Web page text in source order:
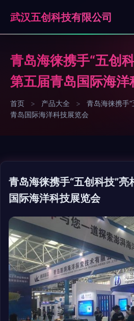
武汉五创科技有限公司
青岛海徕携手“五创
第五届青岛国际海洋
首页 > 产品大全 >
青岛海徕携手
青岛国际海洋科技展览会
青岛海徕携手“五创科技”
国际海洋科技展览会